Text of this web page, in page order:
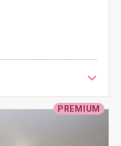
PREMIUM